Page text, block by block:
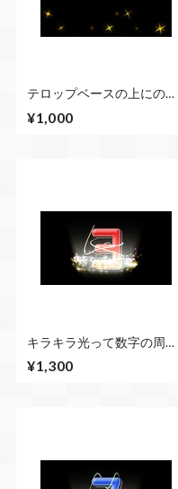
テロップベースの上にのせ
素材（ロング・ショートセ
¥1,000
キラキラ光って数字の周り
ントダウン 赤
¥1,300